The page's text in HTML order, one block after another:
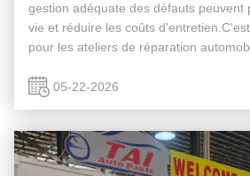
gestion adéquate des défauts peuvent
vie et réduire les coûts
pour les ateliers de réparation
courantes et ...
05-22-2026